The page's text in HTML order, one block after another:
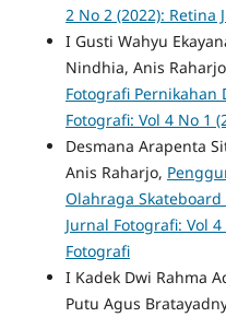
2 No 2 (2022): Retina
I Gusti Wahyu
Nindhia, Anis
Fotografi Pernikahan
Fotografi: Vol 4 No 1
Desmana Arapenta
Anis Raharjo,
Olahraga
Jurnal Fotografi: Vol
Fotografi
I Kadek Dwi Rahma
Putu Agus